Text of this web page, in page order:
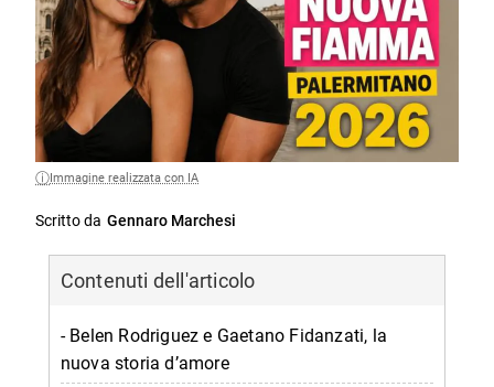
Immagine realizzata con IA
Scritto da Gennaro Marchesi
Contenuti dell'articolo
- Belen Rodriguez e Gaetano Fidanzati, la
nuova storia d’amore